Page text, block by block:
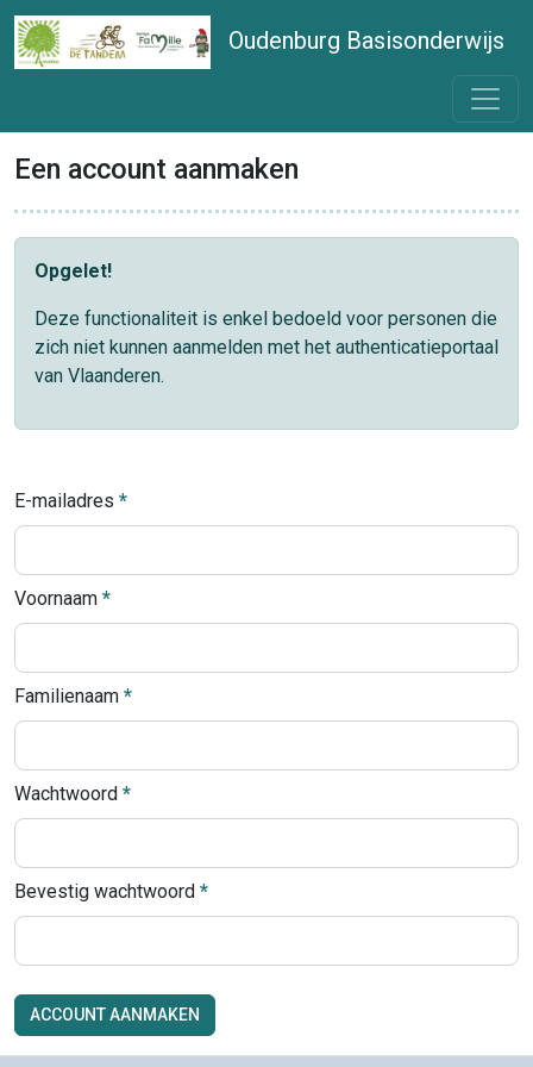
Oudenburg Basisonderwijs
Een account aanmaken
Opgelet!
Deze functionaliteit is enkel bedoeld voor personen die
zich niet kunnen aanmelden met het authenticatieportaal
van Vlaanderen.
E-mailadres
Voornaam
Familienaam
Wachtwoord
Bevestig wachtwoord
ACCOUNT AANMAKEN